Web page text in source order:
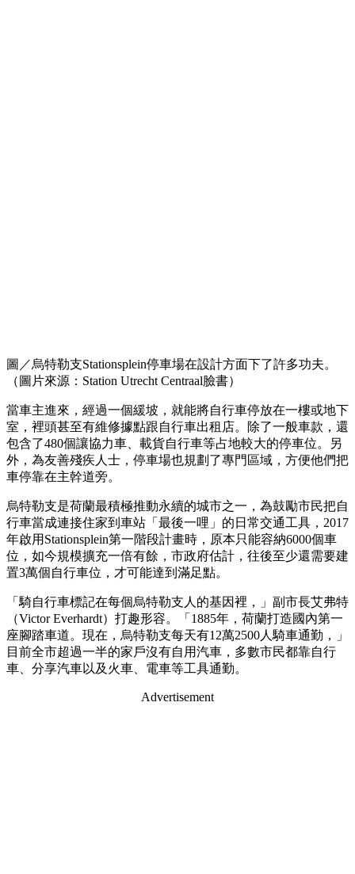
圖／烏特勒支Stationsplein停車場在設計方面下了許多功夫。
（圖片來源：Station Utrecht Centraal臉書）
當車主進來，經過一個緩坡，就能將自行車停放在一樓或地下
室，裡頭甚至有維修據點跟自行車出租店。除了一般車款，還
包含了480個讓協力車、載貨自行車等占地較大的停車位。另
外，為友善殘疾人士，停車場也規劃了專門區域，方便他們把
車停靠在主幹道旁。
烏特勒支是荷蘭最積極推動永續的城市之一，為鼓勵市民把自
行車當成連接住家到車站「最後一哩」的日常交通工具，2017
年啟用Stationsplein第一階段計畫時，原本只能容納6000個車
位，如今規模擴充一倍有餘，市政府估計，往後至少還需要建
置3萬個自行車位，才可能達到滿足點。
「騎自行車標記在每個烏特勒支人的基因裡，」副市長艾弗特
（Victor Everhardt）打趣形容。「1885年，荷蘭打造國內第一
座腳踏車道。現在，烏特勒支每天有12萬2500人騎車通勤，」
目前全市超過一半的家戶沒有自用汽車，多數市民都靠自行
車、分享汽車以及火車、電車等工具通勤。
Advertisement